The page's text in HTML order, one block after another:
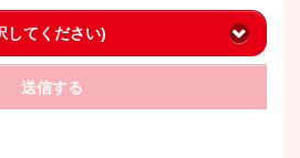
してください)
送信する